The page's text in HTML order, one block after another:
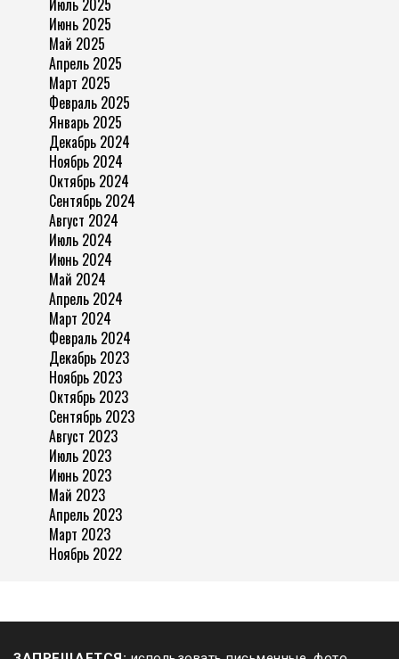
Июль 2025
Июнь 2025
Май 2025
Апрель 2025
Март 2025
Февраль 2025
Январь 2025
Декабрь 2024
Ноябрь 2024
Октябрь 2024
Сентябрь 2024
Август 2024
Июль 2024
Июнь 2024
Май 2024
Апрель 2024
Март 2024
Февраль 2024
Декабрь 2023
Ноябрь 2023
Октябрь 2023
Сентябрь 2023
Август 2023
Июль 2023
Июнь 2023
Май 2023
Апрель 2023
Март 2023
Ноябрь 2022